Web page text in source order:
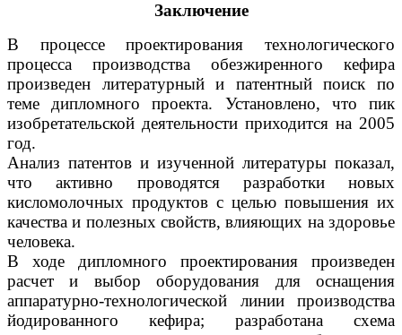
Заключение
В процессе проектирования технологического
процесса производства обезжиренного кефира
произведен литературный и патентный поиск по
теме дипломного проекта. Установлено, что пик
изобретательской деятельности приходится на 2005
год.
Анализ патентов и изученной литературы показал,
что активно проводятся разработки новых
кисломолочных продуктов с целью повышения их
качества и полезных свойств, влияющих на здоровье
человека.
В ходе дипломного проектирования произведен
расчет и выбор оборудования для оснащения
аппаратурно-технологической линии производства
йодированного кефира; разработана схема